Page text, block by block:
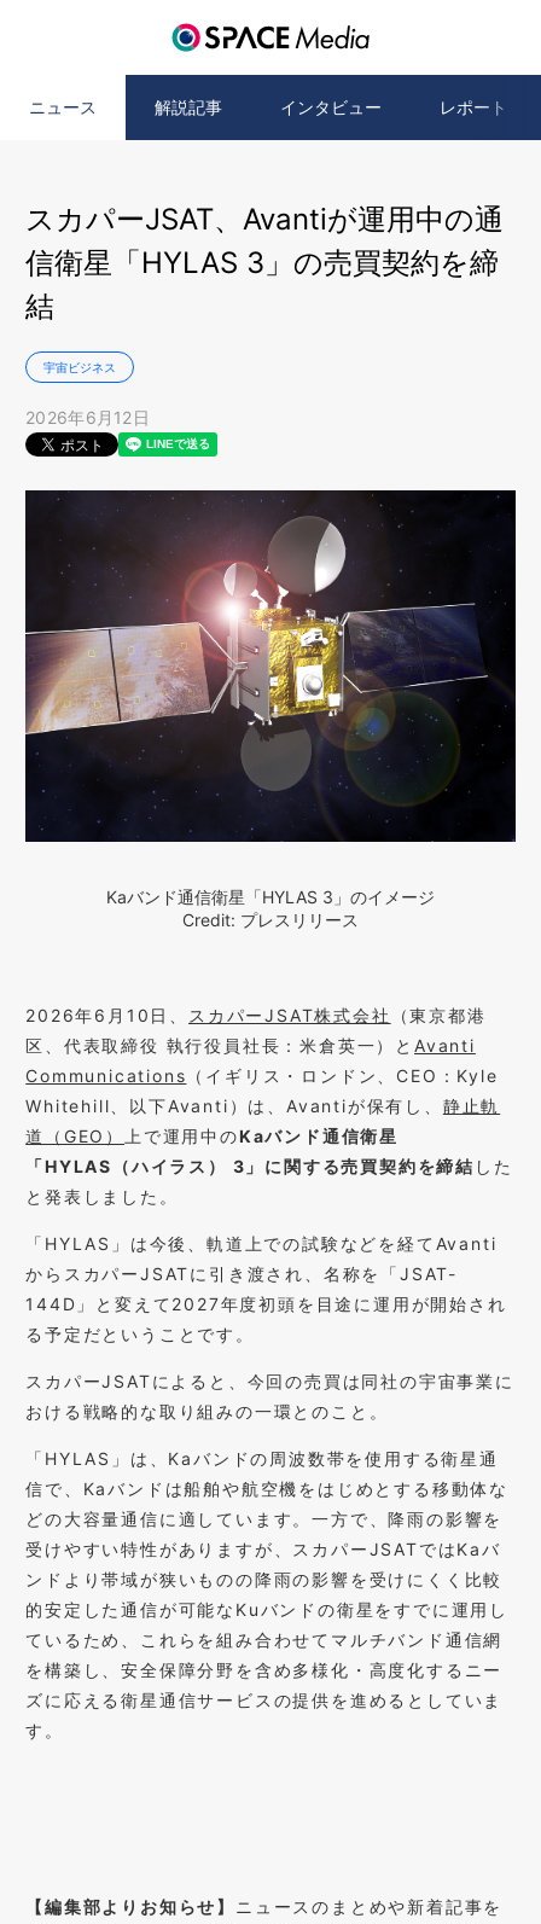
ニュース 解説記事 インタビュー レポート
スカパーJSAT、Avantiが運用中の通
信衛星「HYLAS 3」の売買契約を締
結
宇宙ビジネス
2026年6月12日
Kaバンド通信衛星「HYLAS 3」のイメージ
Credit: プレスリリース
2026年6月10日、 スカパーJSAT株式会社
（東京都港
区、代表取締役 執行役員社長：米倉英一）と Avanti
Communications （イギリス・ロンドン、CEO：Kyle
Whitehill、以下Avanti）は、Avantiが保有し、 静止軌
道（GEO）
上で運用中のKaバンド通信衛星
「HYLAS（ハイラス） 3」に関する売買契約を締結 した
と発表しました。
「HYLAS」は今後、軌道上での試験などを経てAvanti
からスカパーJSATに引き渡され、名称を「JSAT-
144D」と変えて2027年度初頭を目途に運用が開始され
る予定だということです。
スカパーJSATによると、今回の売買は同社の宇宙事業に
おける戦略的な取り組みの一環とのこと。
「HYLAS」は、Kaバンドの周波数帯を使用する衛星通
信で、Kaバンドは船舶や航空機をはじめとする移動体な
どの大容量通信に適しています。一方で、降雨の影響を
受けやすい特性がありますが、スカパーJSATではKaバ
ンドより帯域が狭いものの降雨の影響を受けにくく比較
的安定した通信が可能なKuバンドの衛星をすでに運用し
ているため、これらを組み合わせてマルチバンド通信網
を構築し、安全保障分野を含め多様化・高度化するニー
ズに応える衛星通信サービスの提供を進めるとしていま
す。
【編集部よりお知らせ】
ニュースのまとめや新着記事を